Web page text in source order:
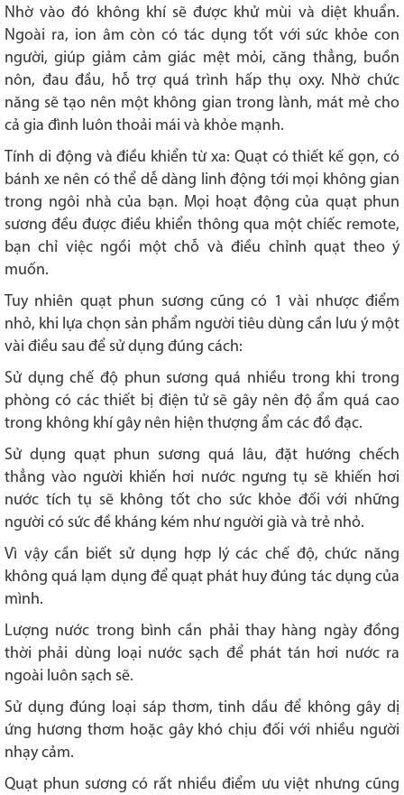
Nhờ vào đó không khí sẽ được khử mùi và diệt khuẩn.
Ngoài ra, ion âm còn có tác dụng tốt với sức khỏe con
người, giúp giảm cảm giác mệt mỏi, căng thẳng, buồn
nôn, đau đầu, hỗ trợ quá trình hấp thụ oxy. Nhờ chức
năng sẽ tạo nên một không gian trong lành, mát mẻ cho
cả gia đình luôn thoải mái và khỏe mạnh.
Tính di động và điều khiển từ xa: Quạt có thiết kế gọn, có
bánh xe nên có thể dễ dàng linh động tới mọi không gian
trong ngôi nhà của bạn. Mọi hoạt động của quạt phun
sương đều được điều khiển thông qua một chiếc remote,
bạn chỉ việc ngồi một chỗ và điều chỉnh quạt theo ý
muốn.
Tuy nhiên quạt phun sương cũng có 1 vài nhược điểm
nhỏ, khi lựa chọn sản phẩm người tiêu dùng cần lưu ý một
vài điều sau để sử dụng đúng cách:
Sử dụng chế độ phun sương quá nhiều trong khi trong
phòng có các thiết bị điện tử sẽ gây nên độ ẩm quá cao
trong không khí gây nên hiện thượng ẩm các đồ đạc.
Sử dụng quạt phun sương quá lâu, đặt hướng chếch
thẳng vào người khiến hơi nước ngưng tụ sẽ khiến hơi
nước tích tụ sẽ không tốt cho sức khỏe đối với những
người có sức đề kháng kém như người già và trẻ nhỏ.
Vì vậy cần biết sử dụng hợp lý các chế độ, chức năng
không quá lạm dụng để quạt phát huy đúng tác dụng của
mình.
Lượng nước trong bình cần phải thay hàng ngày đồng
thời phải dùng loại nước sạch để phát tán hơi nước ra
ngoài luôn sạch sẽ.
Sử dụng đúng loại sáp thơm, tinh dầu để không gây dị
ứng hương thơm hoặc gây khó chịu đối với nhiều người
nhạy cảm.
Quạt phun sương có rất nhiều điểm ưu việt nhưng cũng